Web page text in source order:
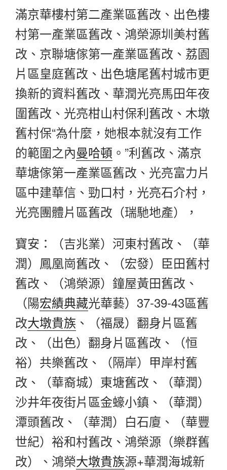
滿京華樓村第二產業區舊改、出色樓
村第一產業區舊改、鴻榮源圳美村舊
改、京聯塘傢第一產業區舊改、荔園
片區皇庭舊改、出色塘尾舊村城市更
換新的資料舊改、華潤光亮馬田年夜
圍舊改、光亮柑山村保利舊改、木墩
舊村保“為什麼，她根本就沒有工作
的範圍之內曼哈頓 。”利舊改、滿京
華塘傢第一產業區舊改、光亮富力片
區中建華信、勁口村，光亮石介村，
光亮團體片區舊改（瑞馳地產），
寶安：（吉兆業）河東村舊改、（華
潤）鳳凰崗舊改、（宏發）臣田舊村
舊改、（鴻榮源）鐘屋黃田舊改、
（陽宏績典藏光華藝）37-39-43區舊
改大墩貴族 、（福晟）翻身片區舊
改、（出色）翻身片區舊改、（恒
裕）共樂舊改、（隔岸）甲岸村舊
改、（華裔城）東塘舊改、（華潤）
沙井年夜街片區金蠔小鎮、（華潤）
潭頭舊改、（華潤）白石廈、（華豐
世紀）裕和村舊改、鴻榮源（樂群舊
改）、鴻榮大墩貴族源+華潤海城新